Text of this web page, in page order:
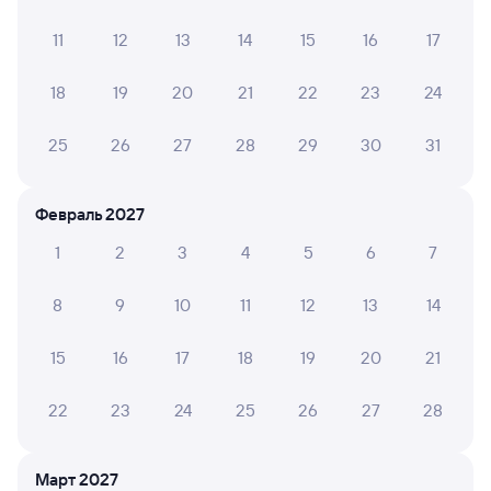
Мы отображаем актуальные отзывы и не удаляем
вагоны. Проводница моего вагона ! Простите, было
белье уже было на месте. Выходила рано утром - раз...
10 Милена К.
Было очень холодно в вагоне сидячем и открыты окна.
11 12 13 14 15 16 17
18 19 20 21 22 23 24
25 26 27 28 29 30 31
Февраль 2027
1
2 3 4 5 6 7
8 9 10 11 12 13 14
15 16 17 18 19 20 21
22 23 24 25 26 27 28
Март 2027